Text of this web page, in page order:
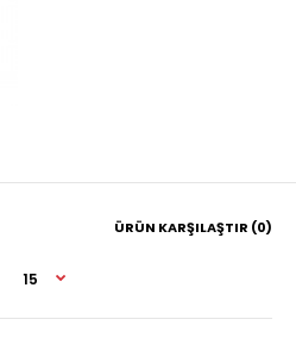
ÜRÜN KARŞILAŞTIR (0)